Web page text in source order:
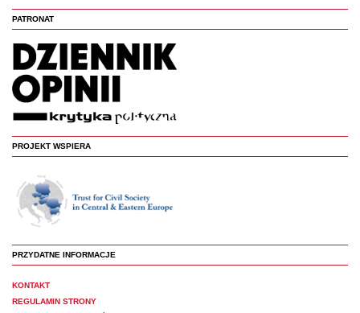
PATRONAT
PROJEKT WSPIERA
PRZYDATNE INFORMACJE
KONTAKT
REGULAMIN STRONY